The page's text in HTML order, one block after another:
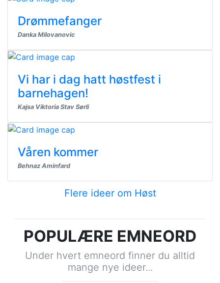
Drømmefanger
Danka Milovanovic
Vi har i dag hatt høstfest i
barnehagen!
Kajsa Viktoria Stav Sørli
Våren kommer
Behnaz Aminfard
Flere ideer om Høst
POPULÆRE EMNEORD
Under hvert emneord finner du alltid
mange nye ideer...